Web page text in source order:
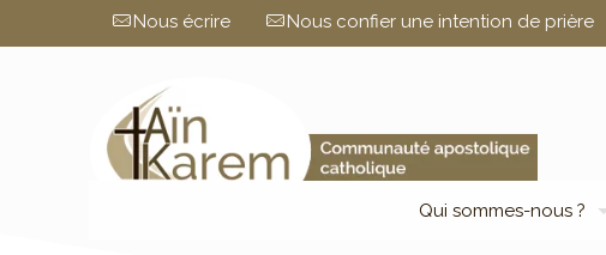
Nous écrire Nous confier une intention de prière
Qui sommes-nous ?